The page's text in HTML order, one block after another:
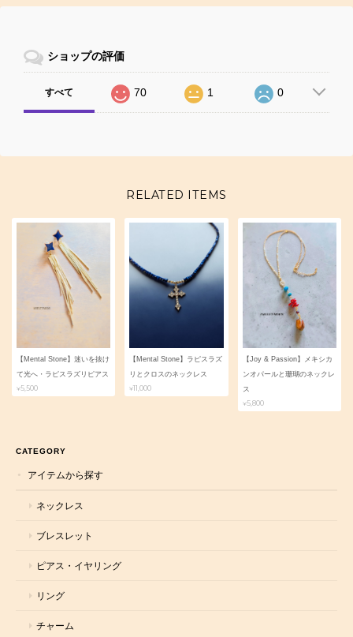
ショップの評価
すべて 70 1 0
RELATED ITEMS
【Mental Stone】迷いを抜け
て光へ・ラピスラズリピアス
¥5,500
【Mental Stone】ラピスラズ
リとクロスのネックレス
¥11,000
【Joy & Passion】メキシカ
ンオパールと珊瑚のネックレ
ス
¥5,800
CATEGORY
アイテムから探す
ネックレス
ブレスレット
ピアス・イヤリング
リング
チャーム